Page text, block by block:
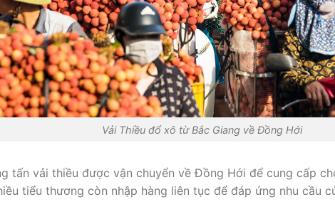
Vải Thiều đổ xô từ Bắc Giang về Đồng Hới
tấn vải thiều được vận chuyển về Đồng Hới để cung cấp
tiểu thương còn nhập hàng liên tục để đáp ứng nhu cầu